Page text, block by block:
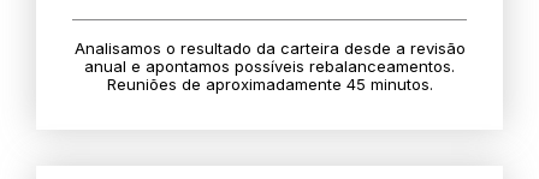
Analisamos o resultado da carteira desde a revisão
anual e apontamos possíveis rebalanceamentos.
Reuniões de aproximadamente 45 minutos.